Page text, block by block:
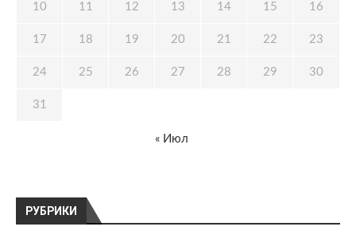
РУБРИКИ
10 11 12 13 14 15 16
17 18 19 20 21 22 23
24 25 26 27 28 29 30
31
« Июл